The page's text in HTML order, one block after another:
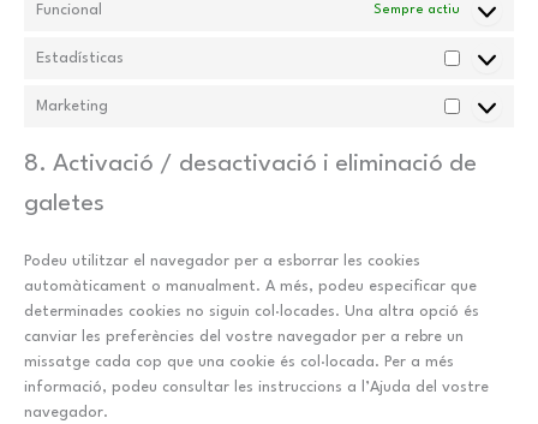
Funcional Sempre actiu
Estadísticas
Marketing
Marketing
8. Activació / desactivació i eliminació de
galetes
Podeu utilitzar el navegador per a esborrar les cookies
automàticament o manualment. A més, podeu especificar que
determinades cookies no siguin col·locades. Una altra opció és
canviar les preferències del vostre navegador per a rebre un
missatge cada cop que una cookie és col·locada. Per a més
informació, podeu consultar les instruccions a l’Ajuda del vostre
navegador.